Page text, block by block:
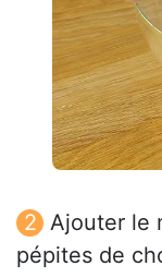
Ajouter le
pépites de